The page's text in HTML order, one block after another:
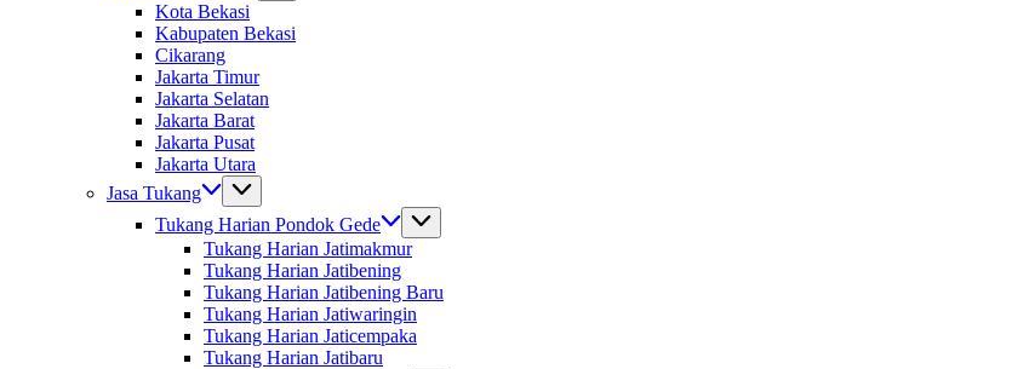
Kota Bekasi
Kabupaten Bekasi
Cikarang
Jakarta Timur
Jakarta Selatan
Jakarta Barat
Jakarta Pusat
Jakarta Utara
Jasa Tukang
Tukang Harian Pondok Gede
Tukang Harian Jatimakmur
Tukang Harian Jatibening
Tukang Harian Jatibening Baru
Tukang Harian Jatiwaringin
Tukang Harian Jaticempaka
Tukang Harian Jatibaru